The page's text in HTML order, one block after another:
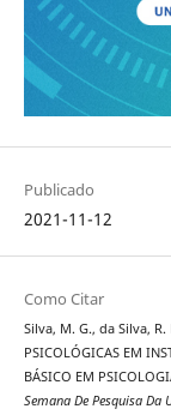
Publicado
2021-11-12
Como Citar
Silva, M. G., da Silva, R.
PSICOLÓGICAS EM
BÁSICO EM
Semana De Pesquisa Da